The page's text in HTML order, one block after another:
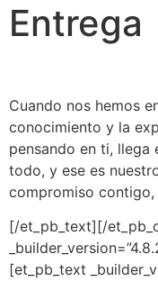
Entrega
Cuando nos hemos
conocimiento y la
pensando en ti, llega
todo, y ese es
compromiso contigo,
[/et_pb_text][/
[et_pb_text